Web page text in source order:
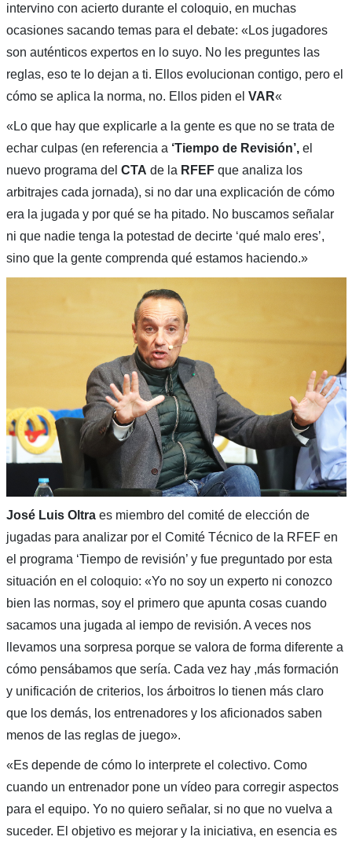
intervino con acierto durante el coloquio, en muchas
ocasiones sacando temas para el debate: «Los jugadores
son auténticos expertos en lo suyo. No les preguntes las
reglas, eso te lo dejan a ti. Ellos evolucionan contigo, pero el
cómo se aplica la norma, no. Ellos piden el VAR«
«Lo que hay que explicarle a la gente es que no se trata de
echar culpas (en referencia a ‘Tiempo de Revisión’,el
nuevo programa del CTA de la RFEFque analiza los
arbitrajes cada jornada), si no dar una explicación de cómo
era la jugada y por qué se ha pitado. No buscamos señalar
ni que nadie tenga la potestad de decirte ‘qué malo eres’,
sino que la gente comprenda qué estamos haciendo.»
José Luis Oltraes miembro del comité de elección de
jugadas para analizar por el Comité Técnico de la RFEF en
el programa ‘Tiempo de revisión’ y fue preguntado por esta
situación en el coloquio: «Yo no soy un experto ni conozco
bien las normas, soy el primero que apunta cosas cuando
sacamos una jugada al iempo de revisión. A veces nos
llevamos una sorpresa porque se valora de forma diferente a
cómo pensábamos que sería. Cada vez hay ,más formación
y unificación de criterios, los árboitros lo tienen más claro
que los demás, los entrenadores y los aficionados saben
menos de las reglas de juego».
«Es depende de cómo lo interprete el colectivo. Como
cuando un entrenador pone un vídeo para corregir aspectos
para el equipo. Yo no quiero señalar, si no que no vuelva a
suceder. El objetivo es mejorar y la iniciativa, en esencia es